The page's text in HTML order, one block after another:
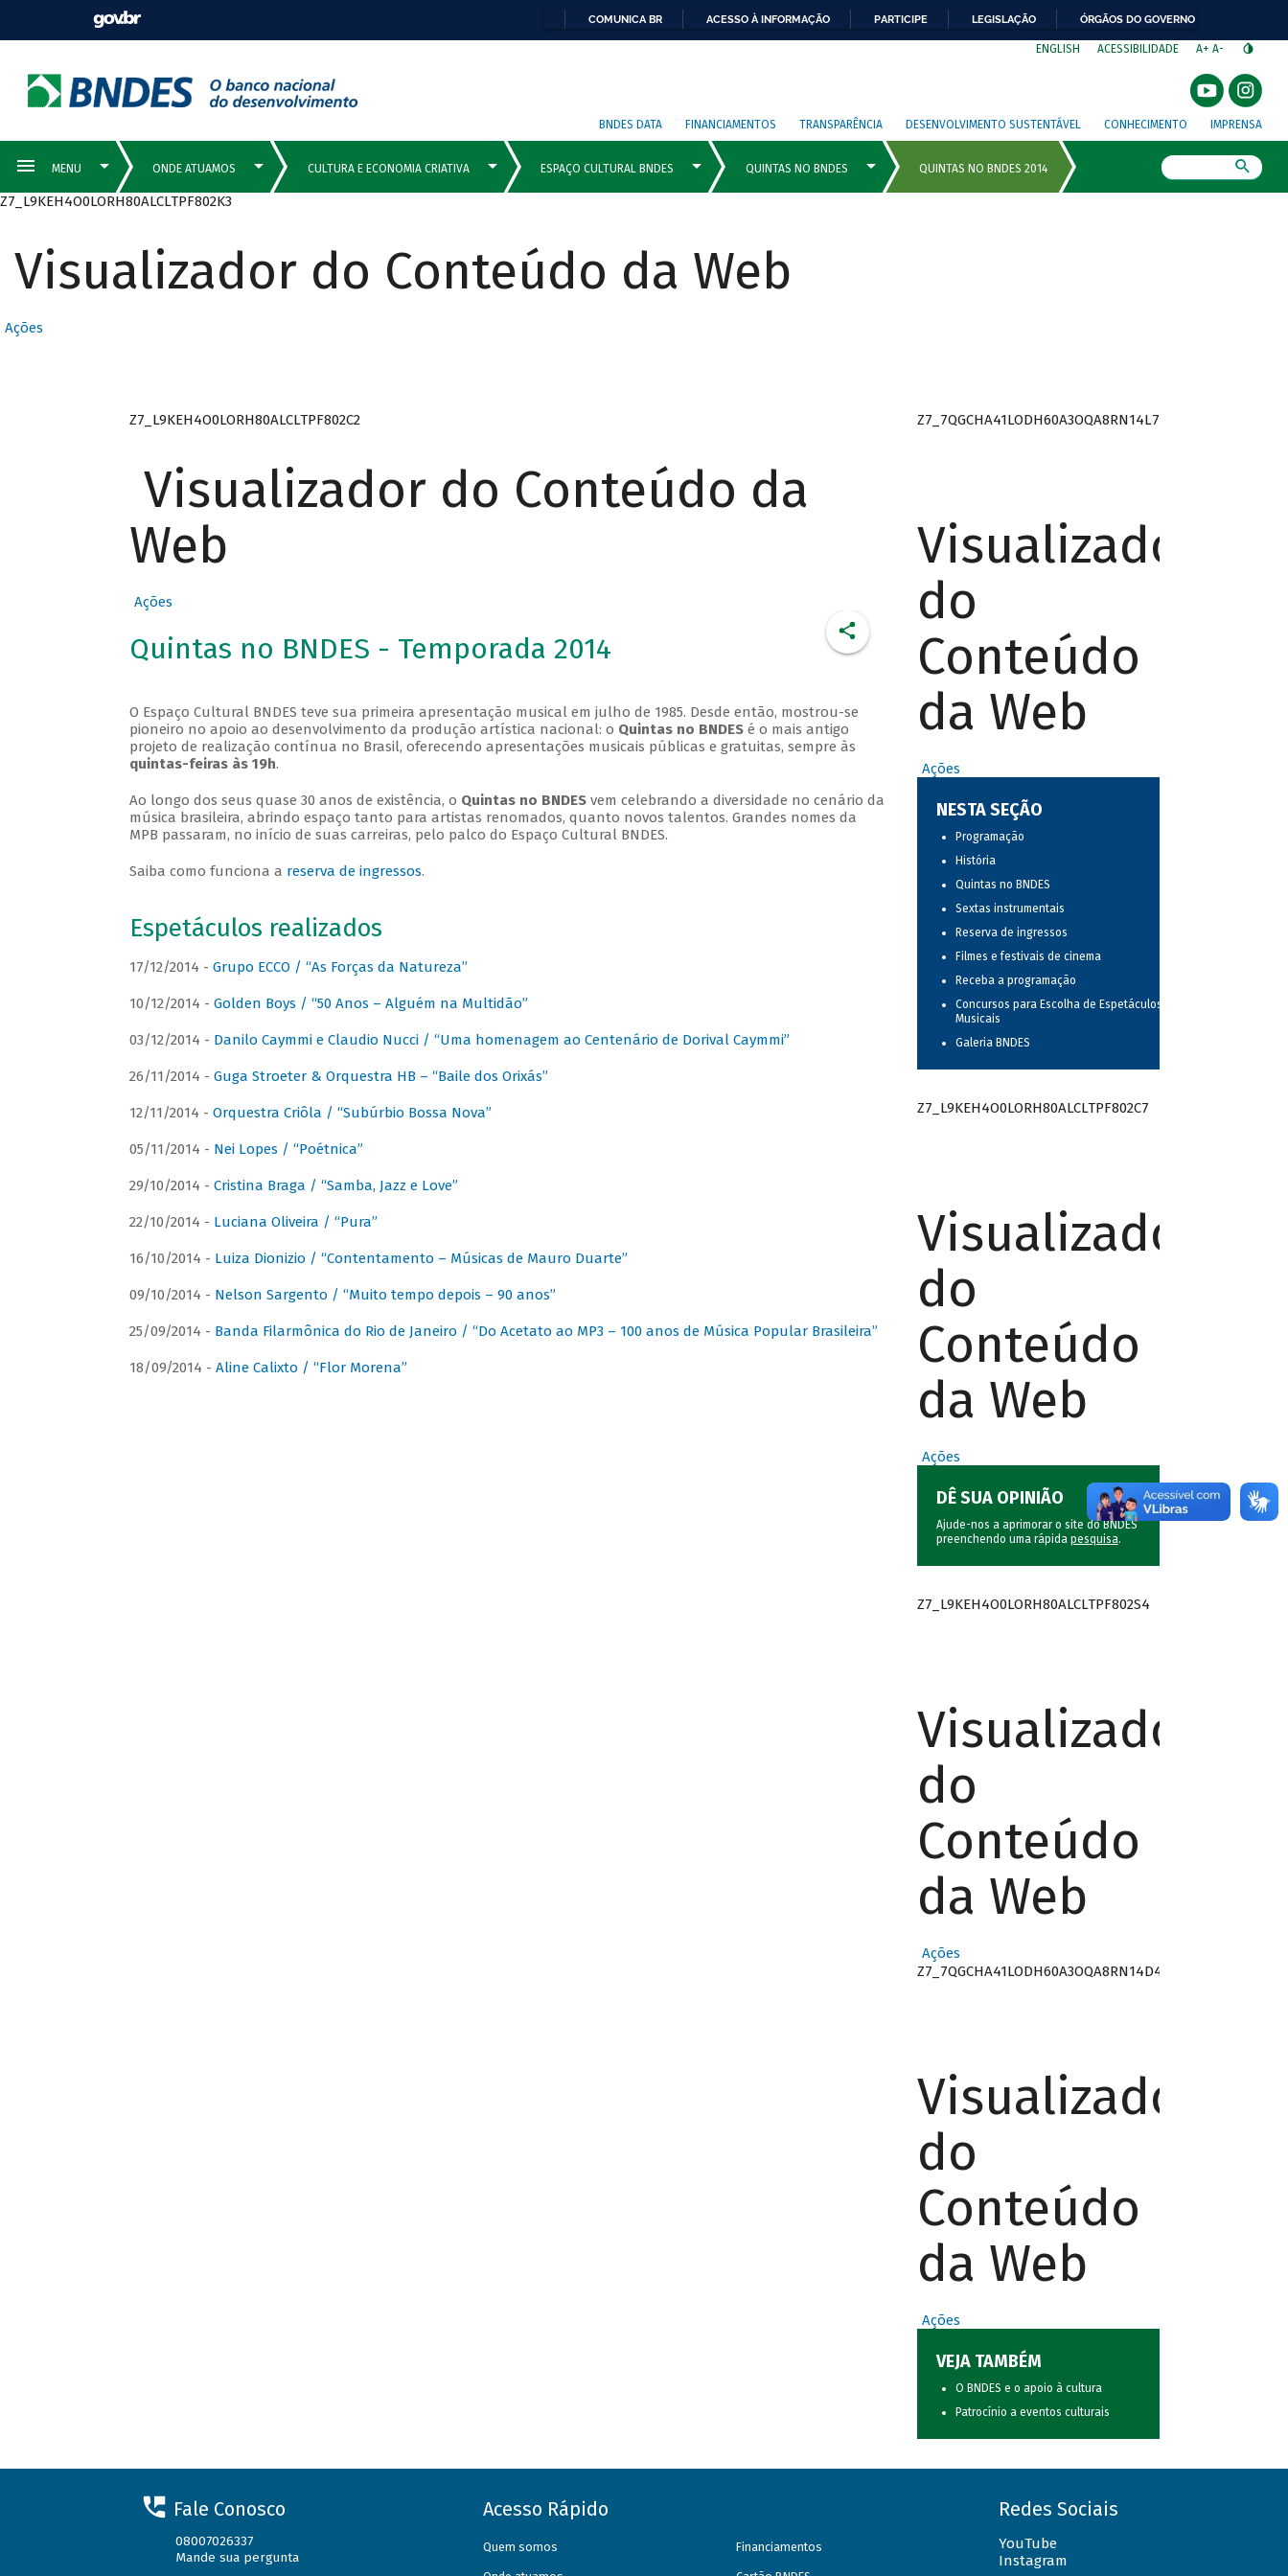
COMUNICA BR ACESSO À INFORMAÇÃO PARTICIPE LEGISLAÇÃO ÓRGÃOS DO GOVERNO
ENGLISH ACESSIBILIDADE A+ A-
BNDES DATA FINANCIAMENTOS TRANSPARÊNCIA DESENVOLVIMENTO SUSTENTÁVEL CONHECIMENTO IMPRENSA
Z7_L9KEH4O0LORH80ALCLTPF802K3
Visualizador do Conteúdo da Web
Ações
Z7_L9KEH4O0LORH80ALCLTPF802C2
Visualizador do Conteúdo da
Web
Ações
Quintas no BNDES - Temporada 2014
O Espaço Cultural BNDES teve sua primeira apresentação musical em julho de 1985. Desde então, mostrou-se
pioneiro no apoio ao desenvolvimento da produção artística nacional: o Quintas no BNDESé o mais antigo
projeto de realização contínua no Brasil, oferecendo apresentações musicais públicas e gratuitas, sempre às
quintas-feiras às 19h.
Ao longo dos seus quase 30 anos de existência, o Quintas no BNDESvem celebrando a diversidade no cenário da
música brasileira, abrindo espaço tanto para artistas renomados, quanto novos talentos. Grandes nomes da
MPB passaram, no início de suas carreiras, pelo palco do Espaço Cultural BNDES.
Saiba como funciona a reserva de ingressos.
Espetáculos realizados
17/12/2014 - Grupo ECCO / “As Forças da Natureza”
10/12/2014 - Golden Boys / “50 Anos – Alguém na Multidão”
03/12/2014 - Danilo Caymmi e Claudio Nucci / “Uma homenagem ao Centenário de Dorival Caymmi”
26/11/2014 - Guga Stroeter & Orquestra HB – “Baile dos Orixás”
12/11/2014 - Orquestra Criôla / “Subúrbio Bossa Nova”
05/11/2014 - Nei Lopes / “Poétnica”
29/10/2014 - Cristina Braga / “Samba, Jazz e Love”
22/10/2014 - Luciana Oliveira / “Pura”
16/10/2014 - Luiza Dionizio / “Contentamento – Músicas de Mauro Duarte”
09/10/2014 - Nelson Sargento / “Muito tempo depois – 90 anos”
25/09/2014 - Banda Filarmônica do Rio de Janeiro / “Do Acetato ao MP3 – 100 anos de Música Popular Brasileira”
18/09/2014 - Aline Calixto / “Flor Morena”
Z7_7QGCHA41LODH60A3OQA8RN14L7
Visualizador
do
Conteúdo
da Web
Ações
NESTA SEÇÃO
Programação
História
Quintas no BNDES
Sextas instrumentais
Reserva de ingressos
Filmes e festivais de cinema
Receba a programação
Concursos para Escolha de Espetáculos
Musicais
Galeria BNDES
Z7_L9KEH4O0LORH80ALCLTPF802C7
Visualizador
do
Conteúdo
da Web
Ações
DÊ SUA OPINIÃO
Ajude-nos a aprimorar o site do BNDES
preenchendo uma rápida pesquisa.
Z7_L9KEH4O0LORH80ALCLTPF802S4
Visualizador
do
Conteúdo
da Web
Ações
Z7_7QGCHA41LODH60A3OQA8RN14D4
Visualizador
do
Conteúdo
da Web
Ações
VEJA TAMBÉM
O BNDES e o apoio à cultura
Patrocínio a eventos culturais
Fale Conosco
08007026337
Mande sua pergunta
Acesso Rápido
Quem somos Financiamentos
Redes Sociais
YouTube
Instagram